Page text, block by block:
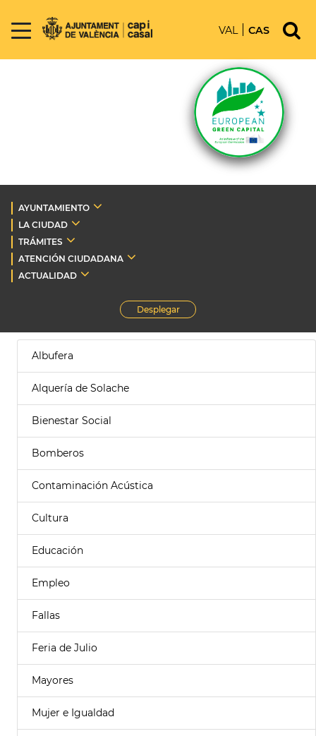
VAL CAS
AYUNTAMIENTO
LA CIUDAD
TRÁMITES
ATENCIÓN CIUDADANA
ACTUALIDAD
Desplegar
Albufera
Alquería de Solache
Bienestar Social
Bomberos
Contaminación Acústica
Cultura
Educación
Empleo
Fallas
Feria de Julio
Mayores
Mujer e Igualdad